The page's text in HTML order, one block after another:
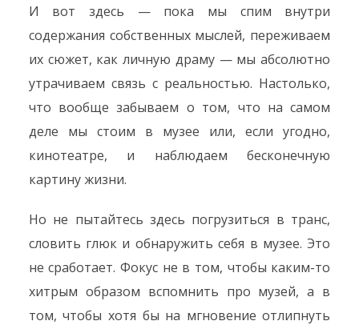
И вот здесь — пока мы спим внутри
содержания собственных мыслей, переживаем
их сюжет, как личную драму — мы абсолютно
утрачиваем связь с реальностью. Настолько,
что вообще забываем о том, что на самом
деле мы стоим в музее или, если угодно,
кинотеатре, и наблюдаем бесконечную
картину жизни.
Но не пытайтесь здесь погрузиться в транс,
словить глюк и обнаружить себя в музее. Это
не сработает. Фокус не в том, чтобы каким-то
хитрым образом вспомнить про музей, а в
том, чтобы хотя бы на мгновение отлипнуть